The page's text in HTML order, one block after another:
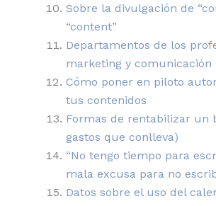
Sobre la divulgación de
“content”
Departamentos de los
marketing y comunicación
Cómo poner en piloto
tus contenidos
Formas de rentabilizar un
gastos que conlleva)
“No tengo tiempo para
mala excusa para no
Datos sobre el uso del